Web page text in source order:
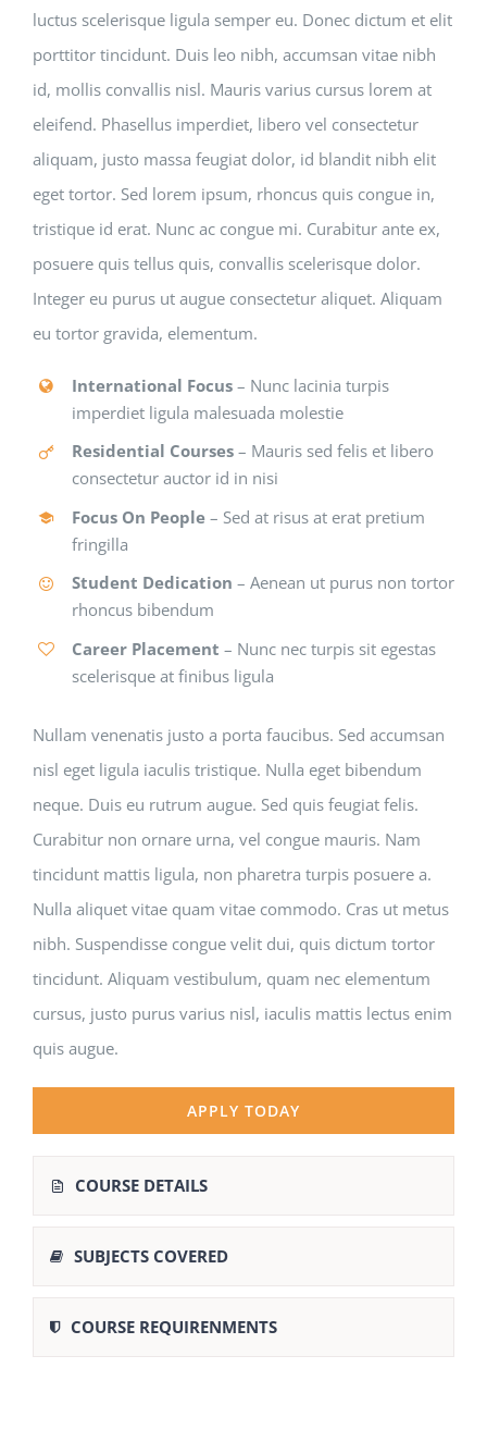
luctus scelerisque ligula semper eu. Donec dictum et elit
porttitor tincidunt. Duis leo nibh, accumsan vitae nibh
id, mollis convallis nisl. Mauris varius cursus lorem at
eleifend. Phasellus imperdiet, libero vel consectetur
aliquam, justo massa feugiat dolor, id blandit nibh elit
eget tortor. Sed lorem ipsum, rhoncus quis congue in,
tristique id erat. Nunc ac congue mi. Curabitur ante ex,
posuere quis tellus quis, convallis scelerisque dolor.
Integer eu purus ut augue consectetur aliquet. Aliquam
eu tortor gravida, elementum.
International Focus – Nunc lacinia turpis
imperdiet ligula malesuada molestie
Residential Courses – Mauris sed felis et libero
consectetur auctor id in nisi
Focus On People – Sed at risus at erat pretium
fringilla
Student Dedication – Aenean ut purus non tortor
rhoncus bibendum
Career Placement – Nunc nec turpis sit egestas
scelerisque at finibus ligula
Nullam venenatis justo a porta faucibus. Sed accumsan
nisl eget ligula iaculis tristique. Nulla eget bibendum
neque. Duis eu rutrum augue. Sed quis feugiat felis.
Curabitur non ornare urna, vel congue mauris. Nam
tincidunt mattis ligula, non pharetra turpis posuere a.
Nulla aliquet vitae quam vitae commodo. Cras ut metus
nibh. Suspendisse congue velit dui, quis dictum tortor
tincidunt. Aliquam vestibulum, quam nec elementum
cursus, justo purus varius nisl, iaculis mattis lectus enim
quis augue.
APPLY TODAY
COURSE DETAILS
SUBJECTS COVERED
COURSE REQUIRENMENTS